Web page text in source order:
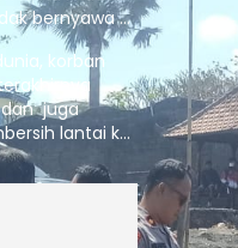
bernyawa di
korban
dan juga
lantai ke